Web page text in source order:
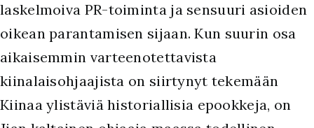
laskelmoiva PR-toiminta ja sensuuri asioiden
oikean parantamisen sijaan. Kun suurin osa
aikaisemmin varteenotettavista
kiinalaisohjaajista on siirtynyt tekemään
Kiinaa ylistäviä historiallisia epookkeja, on